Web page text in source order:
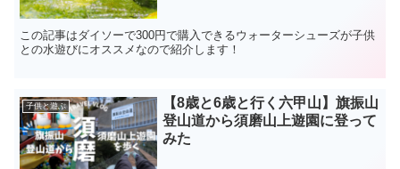
この記事はダイソーで300円で購入できるウォーターシューズが子供
との水遊びにオススメなので紹介します！
子供と遊ぶ
【8歳と6歳と行く六甲山】旗振山
登山道から須磨山上遊園に登って
みた